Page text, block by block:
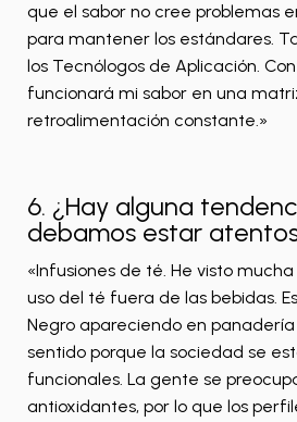
que el sabor no cree problemas
para mantener los estándares.
los Tecnólogos de Aplicación.
funcionará mi sabor en una
retroalimentación constante.»
6. ¿Hay alguna
debamos estar
«Infusiones de té. He visto
uso del té fuera de las bebidas.
Negro apareciendo en
sentido porque la sociedad se
funcionales. La gente se
antioxidantes, por lo que los